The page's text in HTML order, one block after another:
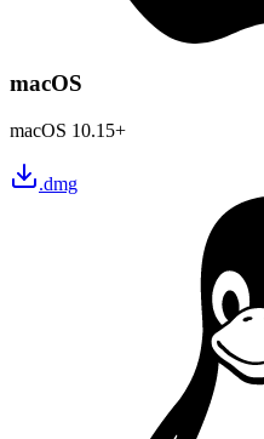
macOS
macOS 10.15+
.dmg